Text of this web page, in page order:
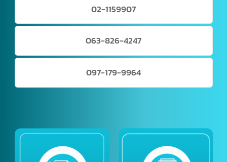
02-1159907
063-826-4247